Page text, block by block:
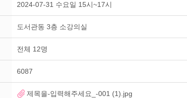
2024-07-31 수요일 15시~17시
도서관동 3층 소강의실
전체 12명
6087
제목을-입력해주세요_-001 (1).jpg